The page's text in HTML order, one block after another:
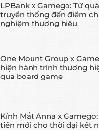
LPBank x Gamego: Từ
truyền thống đến điểm
nghiệm thương hiệu
One Mount Group x
hiện hành trình thương
qua board game
Kính Mắt Anna x
tiến mới cho thời đại kết